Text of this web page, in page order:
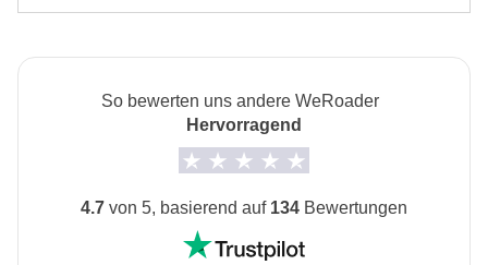
die Tour-Kasse bezahlt werden: Sie werden von
Verwaltung ein und übernimmt keine Verantwortung
Die Privatzimmer-Option ist nicht für alle Touren
Roadtrip für Selbstfahrer
Voraussetzung für die Durchführbarkeit: 1/4 der
Informationen zum privaten Zimmer
So bewerten uns andere WeRoader
Hervorragend
4.7 von 5, basierend auf 134 Bewertungen